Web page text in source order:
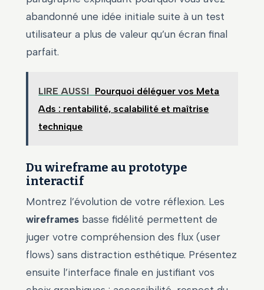
abandonné une idée initiale suite à un test
utilisateur a plus de valeur qu’un écran final
parfait.
LIRE AUSSI Pourquoi déléguer vos Meta
Ads : rentabilité, scalabilité et maîtrise
technique
Du wireframe au prototype
interactif
Montrez l’évolution de votre réflexion. Les
wireframes basse fidélité permettent de
juger votre compréhension des flux (user
flows) sans distraction esthétique. Présentez
ensuite l’interface finale en justifiant vos